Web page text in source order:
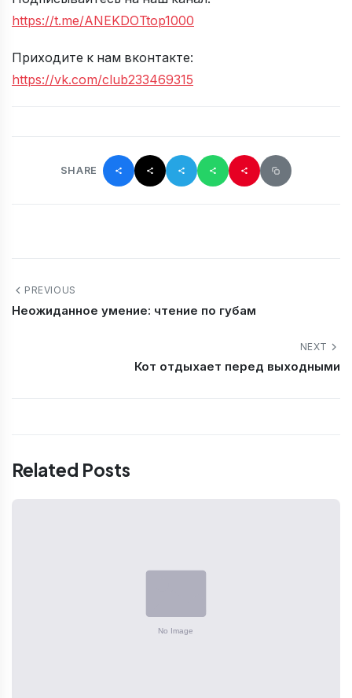
https://t.me/ANEKDOTtop1000
Приходите к нам вконтакте:
https://vk.com/club233469315
SHARE
PREVIOUS
Неожиданное умение: чтение по губам
NEXT
Кот отдыхает перед выходными
Related Posts